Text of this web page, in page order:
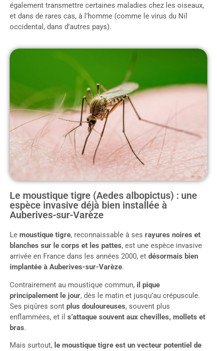
également transmettre certaines maladies chez les oiseaux,
et dans de rares cas, à l’homme (comme le virus du Nil
occidental, dans d’autres pays).
Le moustique tigre (Aedes albopictus) : une
espèce invasive déjà bien installée à
Auberives-sur-Varèze
Le moustique tigre, reconnaissable à ses rayures noires et
blanches sur le corps et les pattes, est une espèce invasive
arrivée en France dans les années 2000, et désormais bien
implantée à Auberives-sur-Varèze.
Contrairement au moustique commun, il pique
principalement le jour, dès le matin et jusqu’au crépuscule.
Ses piqûres sont plus douloureuses, souvent plus
enflammées, et il s’attaque souvent aux chevilles, mollets et
bras.
Mais surtout, le moustique tigre est un vecteur potentiel de